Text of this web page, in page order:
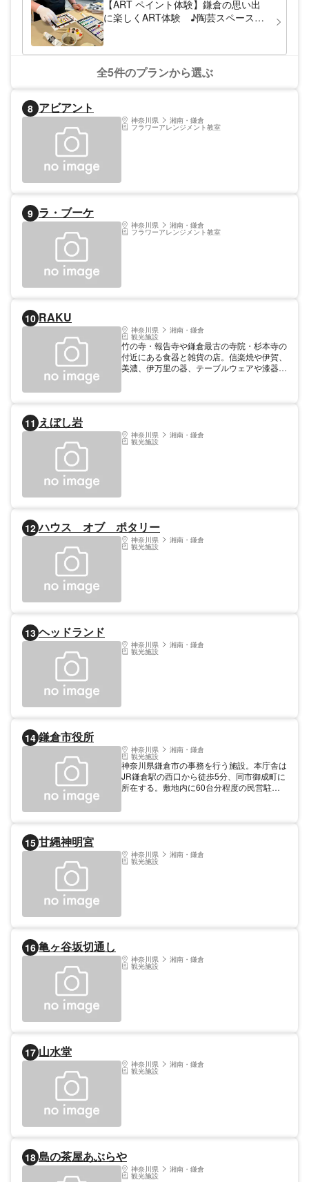
【ART ペイント体験】鎌倉の思い出
に楽しくART体験 ♪陶芸スペースの
全5件のプランから選ぶ
8 アビアント
神奈川県 湘南・鎌倉
フラワーアレンジメント教室
9 ラ・ブーケ
神奈川県 湘南・鎌倉
フラワーアレンジメント教室
10 RAKU
神奈川県 湘南・鎌倉
観光施設
竹の寺・報告寺や鎌倉最古の寺院・杉本寺の
付近にある食器と雑貨の店。信楽焼や伊賀、
美濃、伊万里の器、テーブルウェアや漆器、
11 えぼし岩
神奈川県 湘南・鎌倉
観光施設
12 ハウス オブ ポタリー
神奈川県 湘南・鎌倉
観光施設
13 ヘッドランド
神奈川県 湘南・鎌倉
観光施設
14 鎌倉市役所
神奈川県 湘南・鎌倉
観光施設
神奈川県鎌倉市の事務を行う施設。本庁舎は
JR鎌倉駅の西口から徒歩5分、同市御成町に
所在する。敷地内に60台分程度の民営駐車
山崎）でも下水道への理解を深めてもらう目
的で随時施設見学を承っている。
15 甘縄神明宮
神奈川県 湘南・鎌倉
観光施設
16 亀ヶ谷坂切通し
神奈川県 湘南・鎌倉
観光施設
17 山水堂
神奈川県 湘南・鎌倉
観光施設
18 島の茶屋あぶらや
神奈川県 湘南・鎌倉
観光施設